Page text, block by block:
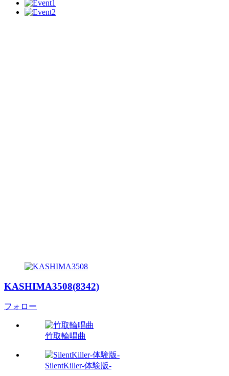
KASHIMA3508(8342)
フォロー
竹取輪唱曲
SilentKiller-体験版-